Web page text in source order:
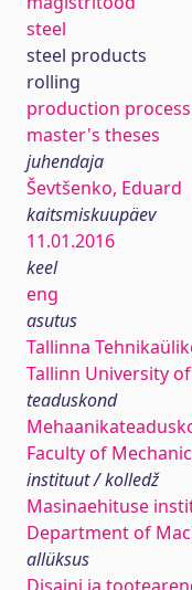
steel
steel products
rolling
production process
master's theses
juhendaja
Ševtšenko, Eduard
kaitsmiskuupäev
11.01.2016
keel
eng
asutus
Tallinna
Tallinn University
teaduskond
Faculty of
instituut / kolledž
Masinaehituse
Department of
allüksus